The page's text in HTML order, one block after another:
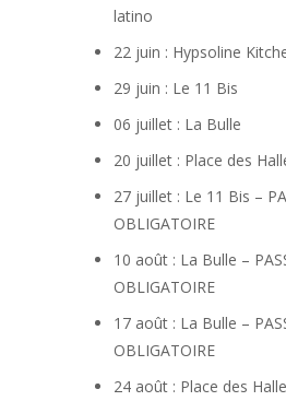
latino
22 juin : Hypsoline
29 juin : Le 11 Bis
06 juillet : La Bulle
20 juillet : Place des
27 juillet : Le 11 Bis –
OBLIGATOIRE
10 août : La Bulle –
OBLIGATOIRE
17 août : La Bulle –
OBLIGATOIRE
24 août : Place des